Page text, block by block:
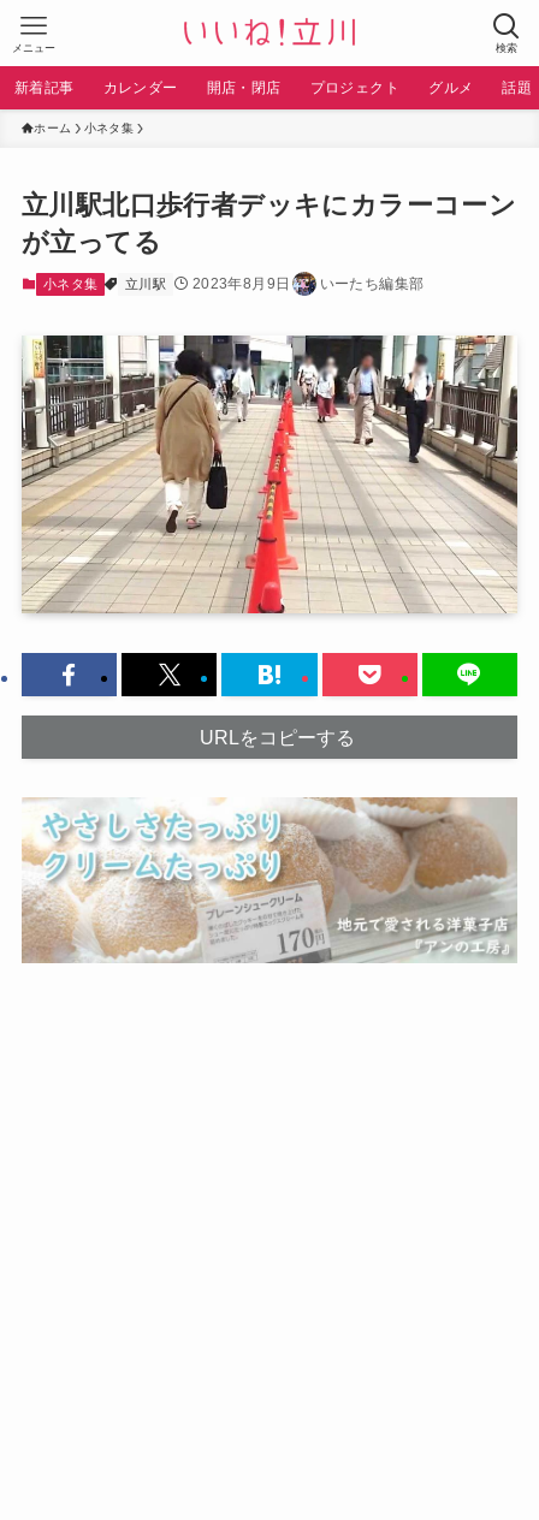
検索
メニュー
新着記事 カレンダー 開店・閉店 プロジェクト グルメ 話題
ホーム 小ネタ集
立川駅北口歩行者デッキにカラーコーン
が立ってる
小ネタ集 立川駅 2023年8月9日 いーたち編集部
URLをコピーする